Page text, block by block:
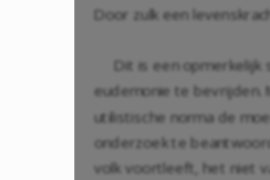
Door zulk een
Dit is een opmerkelijk
eudemonie te bevrijden.
utilistische norma de
onderzoek te
volk voortleeft, het niet